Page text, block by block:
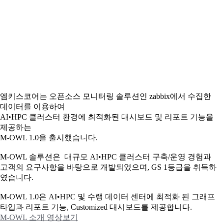
엠키스코어는 오픈소스 모니터링 솔루션인 zabbix에서 수집한
데이터를 이용하여
AI•HPC 클러스터 환경에 최적화된 대시보드 및 리포트 기능을
제공하는
M-OWL 1.0을 출시했습니다.
M-OWL 솔루션은 대규모 AI•HPC 클러스터 구축/운영 경험과
고객의 요구사항을 바탕으로 개발되었으며, GS 1등급을 취득하
였습니다.
M-OWL 1.0은 AI•HPC 및 수랭 데이터 센터에 최적화 된 그래프
타입과 리포트 기능, Customized 대시보드를 제공합니다.
M-OWL 소개 영상보기